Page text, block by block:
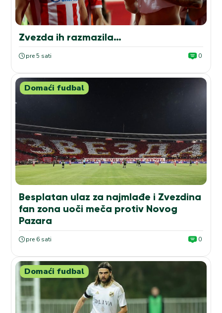
Zvezda ih razmazila…
pre 5 sati 0
Domaći fudbal
Besplatan ulaz za najmlađe i Zvezdina
fan zona uoči meča protiv Novog
Pazara
pre 6 sati 0
Domaći fudbal